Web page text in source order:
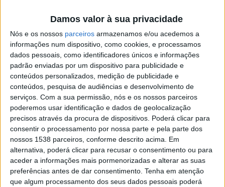
Damos valor à sua privacidade
Nós e os nossos parceiros armazenamos e/ou acedemos a
informações num dispositivo, como cookies, e processamos
dados pessoais, como identificadores únicos e informações
padrão enviadas por um dispositivo para publicidade e
conteúdos personalizados, medição de publicidade e
conteúdos, pesquisa de audiências e desenvolvimento de
serviços. Com a sua permissão, nós e os nossos parceiros
poderemos usar identificação e dados de geolocalização
precisos através da procura de dispositivos. Poderá clicar para
consentir o processamento por nossa parte e pela parte dos
nossos 1538 parceiros, conforme descrito acima. Em
alternativa, poderá clicar para recusar o consentimento ou para
aceder a informações mais pormenorizadas e alterar as suas
preferências antes de dar consentimento. Tenha em atenção
que algum processamento dos seus dados pessoais poderá
A organização e participação em eventos conjuntos e a
avaliação de riscos psicossociais junto dos
colaboradores são outros dos princípios estabelecidos
nesta parceria formalizada com a Ordem dos
Psicólogos Portugueses, representada pelo Presidente
da Delegação Regional do Norte, Eduardo Carqueja, e
pela Vogal da Direção, Cristina Pereira.